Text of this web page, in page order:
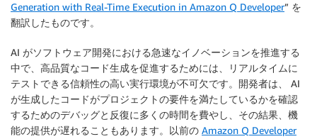
Generation with Real-Time Execution in Amazon Q Developer” を
翻訳したものです。
AI がソフトウェア開発における急速なイノベーションを推進する
中で、高品質なコード生成を促進するためには、リアルタイムに
テストできる信頼性の高い実行環境が不可欠です。開発者は、 AI
が生成したコードがプロジェクトの要件を満たしているかを確認
するためのデバッグと反復に多くの時間を費やし、その結果、機
能の提供が遅れることもあります。以前の Amazon Q Developer